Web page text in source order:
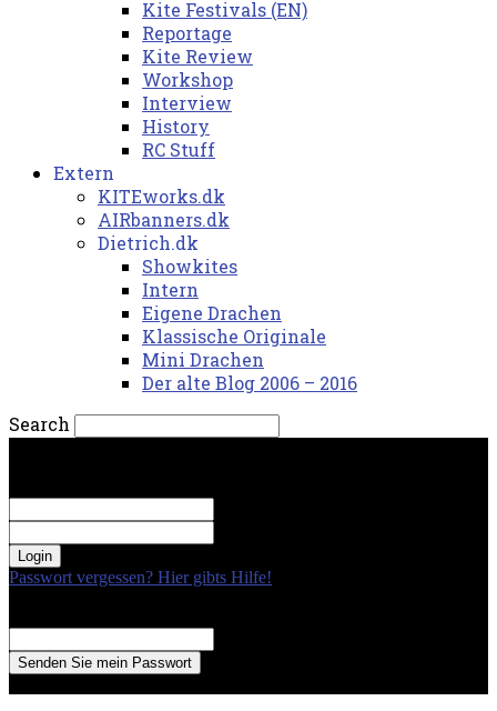
Kite Festivals (EN)
Reportage
Kite Review
Workshop
Interview
History
RC Stuff
Extern
KITEworks.dk
AIRbanners.dk
Dietrich.dk
Showkites
Intern
Eigene Drachen
Klassische Originale
Mini Drachen
Der alte Blog 2006 – 2016
Search
Passwort vergessen? Hier gibts Hilfe!